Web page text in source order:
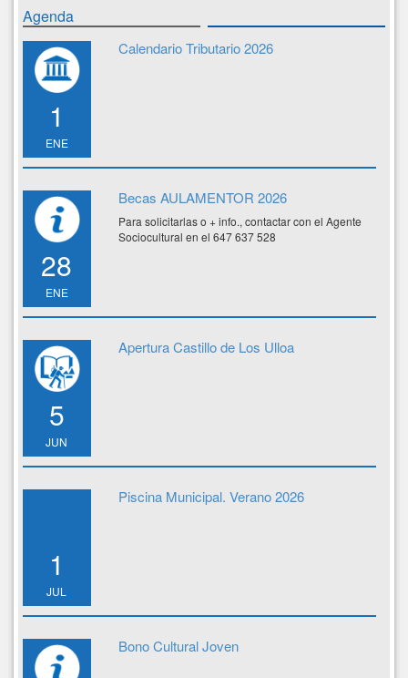
Agenda
1
ENE
Calendario Tributario 2026
28
ENE
Becas AULAMENTOR 2026
Para solicitarlas o + info., contactar con el Agente
Sociocultural en el 647 637 528
5
JUN
Apertura Castillo de Los Ulloa
1
JUL
Piscina Municipal. Verano 2026
Bono Cultural Joven